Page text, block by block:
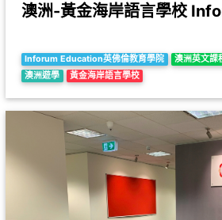
澳洲-黃金海岸語言學校
Inforum Education英佛倫教育學院 澳洲英文課
澳洲遊學
黃金海岸語言學校